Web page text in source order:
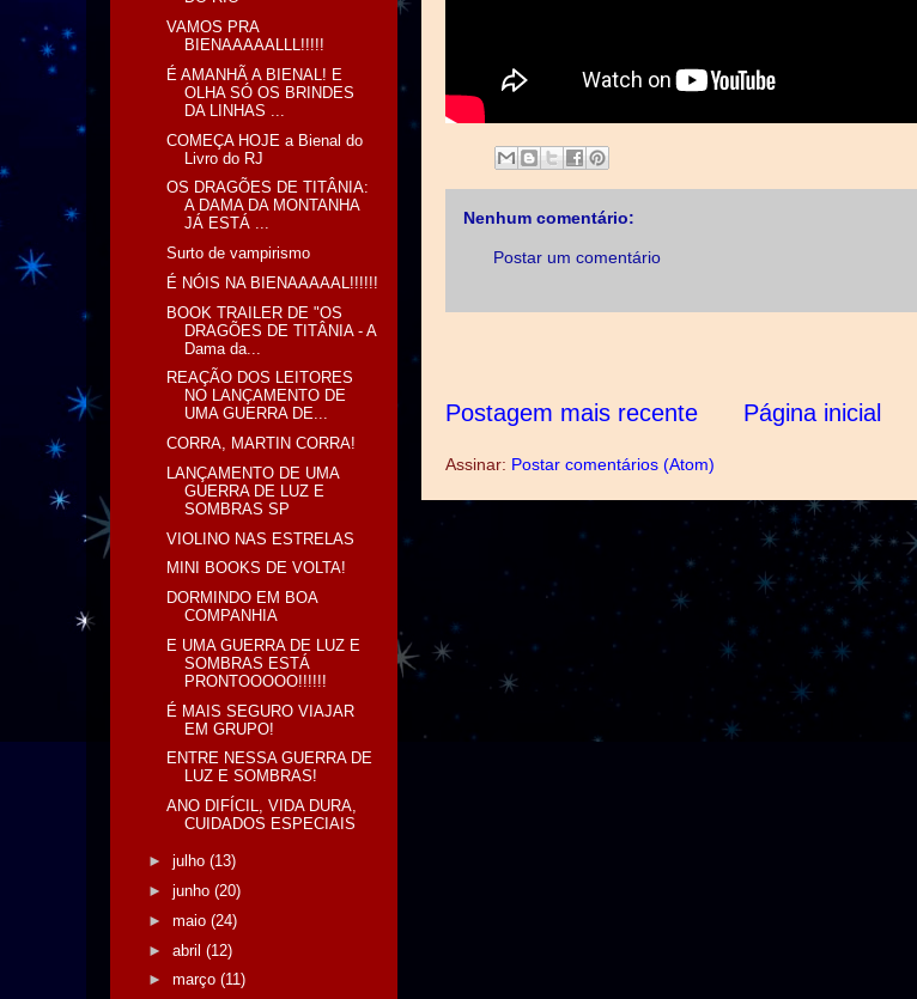
Nenhum comentário:
Postar um comentário
Postagem mais recente Página inicial
Assinar: Postar comentários (Atom)
VAMOS PRA
BIENAAAAALLL!!!!!
É AMANHÃ A BIENAL! E
OLHA SÓ OS BRINDES
DA LINHAS ...
COMEÇA HOJE a Bienal do
Livro do RJ
OS DRAGÕES DE TITÂNIA:
A DAMA DA MONTANHA
JÁ ESTÁ ...
Surto de vampirismo
É NÓIS NA BIENAAAAAL!!!!!!
BOOK TRAILER DE "OS
DRAGÕES DE TITÂNIA - A
Dama da...
REAÇÃO DOS LEITORES
NO LANÇAMENTO DE
UMA GUERRA DE...
CORRA, MARTIN CORRA!
LANÇAMENTO DE UMA
GUERRA DE LUZ E
SOMBRAS SP
VIOLINO NAS ESTRELAS
MINI BOOKS DE VOLTA!
DORMINDO EM BOA
COMPANHIA
E UMA GUERRA DE LUZ E
SOMBRAS ESTÁ
PRONTOOOOO!!!!!!
É MAIS SEGURO VIAJAR
EM GRUPO!
ENTRE NESSA GUERRA DE
LUZ E SOMBRAS!
ANO DIFÍCIL, VIDA DURA,
CUIDADOS ESPECIAIS
► julho (13)
► junho (20)
► maio (24)
► abril (12)
► março (11)